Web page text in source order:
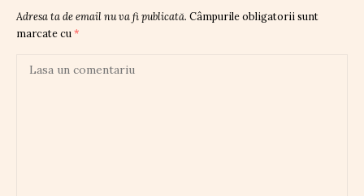
Adresa ta de email nu va fi publicată. Câmpurile obligatorii sunt
marcate cu *